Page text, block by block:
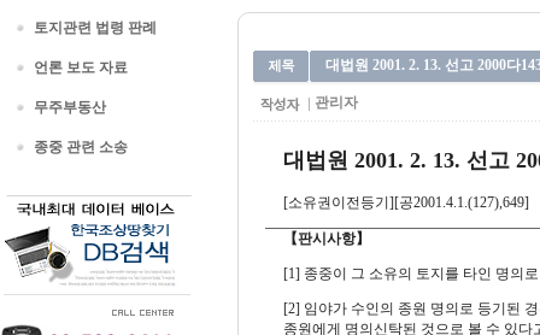
토지관련 법령 판례
언론 보도 자료
무주부동산
종중 관련 소송
대법원 2001. 2. 13. 선고 2000다
관리자
대법원 2001. 2. 13. 선고
[소유권이전등기][공2001.4.1.(127),649]
【판시사항】
[1] 종중이 그 소유의 토지를 타인 명의
[2] 임야가 수인의 종원 명의로 등기된
종원에게 명의신탁된 것으로 볼 수 있다